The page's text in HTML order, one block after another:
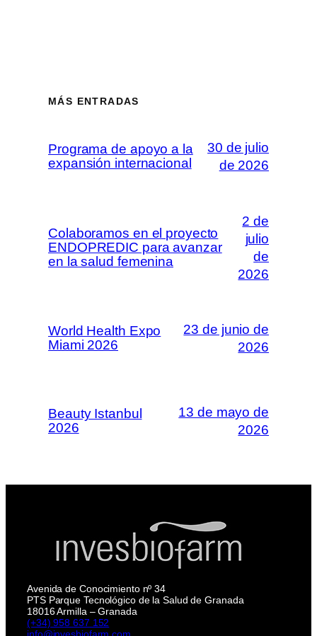
MÁS ENTRADAS
Programa de apoyo a la
expansión internacional
30 de julio
de 2026
Colaboramos en el proyecto
ENDOPREDIC para avanzar
en la salud femenina
2 de
julio
de
2026
World Health Expo
Miami 2026
23 de junio de
2026
Beauty Istanbul
2026
13 de mayo de
2026
Avenida de Conocimiento nº 34
PTS Parque Tecnológico de la Salud de Granada
18016 Armilla – Granada
(+34) 958 637 152
info@invesbiofarm.com